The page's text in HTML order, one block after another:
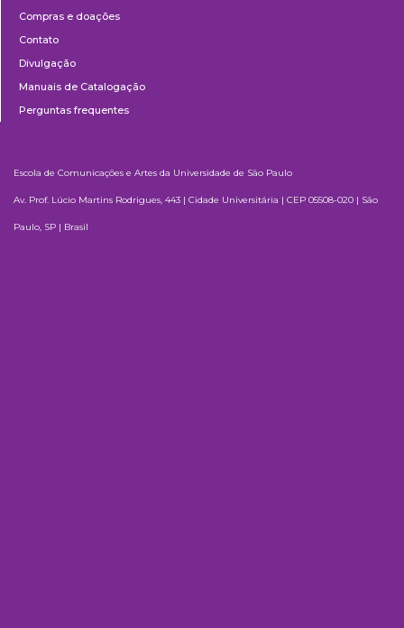
Compras e doações
Contato
Divulgação
Manuais de Catalogação
Perguntas frequentes
Escola de Comunicações e Artes da Universidade de São Paulo
Av. Prof. Lúcio Martins Rodrigues, 443 | Cidade Universitária | CEP 05508-020 | São
Paulo, SP | Brasil